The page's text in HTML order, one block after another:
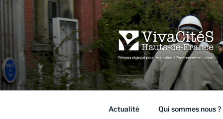
Aller
contenu
principal
Réseau régional pour
Actualité Qui sommes nous ?